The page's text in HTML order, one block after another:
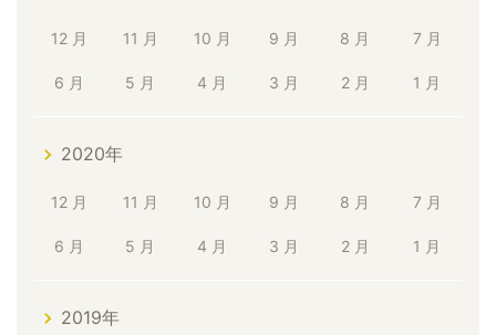
12 月 11 月 10 月 9 月 8 月 7 月
6 月 5 月 4 月 3 月 2 月 1 月
2020年
12 月 11 月 10 月 9 月 8 月 7 月
6 月 5 月 4 月 3 月 2 月 1 月
2019年